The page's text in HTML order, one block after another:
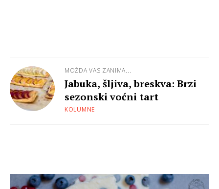
MOŽDA VAS ZANIMA...
Jabuka, šljiva, breskva: Brzi
sezonski voćni tart
KOLUMNE